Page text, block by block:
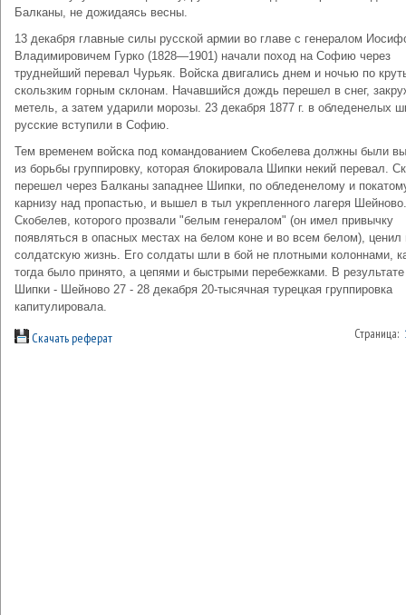
Балканы, не дожидаясь весны.
13 декабря главные силы русской армии во главе с генералом
Владимировичем Гурко (1828—1901) начали поход на Софию через
труднейший перевал Чурьяк. Войска двигались днем и ночью по
скользким горным склонам. Начавшийся дождь перешел в снег,
метель, а затем ударили морозы. 23 декабря 1877 г. в обледенелых
русские вступили в Софию.
Тем временем войска под командованием Скобелева должны были
из борьбы группировку, которая блокировала Шипки некий перевал.
перешел через Балканы западнее Шипки, по обледенелому и
карнизу над пропастью, и вышел в тыл укрепленного лагеря Шейново.
Скобелев, которого прозвали "белым генералом" (он имел привычку
появляться в опасных местах на белом коне и во всем белом), ценил
солдатскую жизнь. Его солдаты шли в бой не плотными колоннами,
тогда было принято, а цепями и быстрыми перебежками. В
Шипки - Шейново 27 - 28 декабря 20-тысячная турецкая группировка
капитулировала.
Скачать реферат Страница: